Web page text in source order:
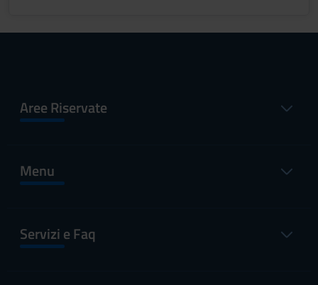
Aree Riservate
Menu
Servizi e Faq